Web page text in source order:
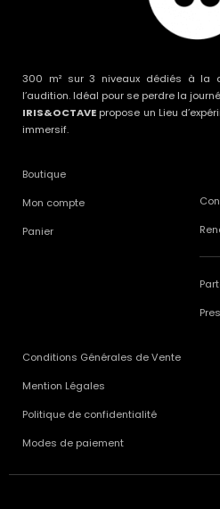
300 m² sur 3 niveaux dédiés à la
l’audition. Idéal pour se perdre la
IRIS&OCTAVE propose un Lieu
immersif.
Boutique
Mon compte
Panier
Conditions Générales de Vente
Mention Légales
Politique de confidentialité
Modes de paiement